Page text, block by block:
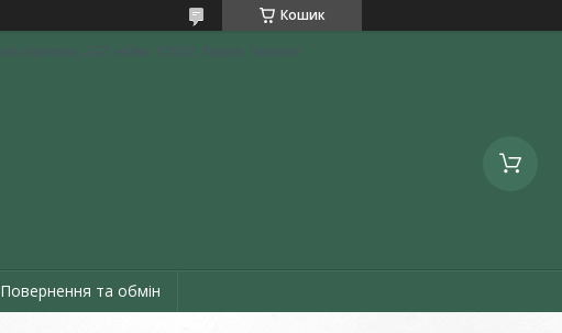
Кошик
Повернення та обмін